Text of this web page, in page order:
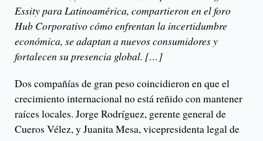
Essity para Latinoamérica, compartieron en el foro
Hub Corporativo cómo enfrentan la incertidumbre
económica, se adaptan a nuevos consumidores y
fortalecen su presencia global. […]
Dos compañías de gran peso coincidieron en que el
crecimiento internacional no está reñido con mantener
raíces locales. Jorge Rodríguez, gerente general de
Cueros Vélez, y Juanita Mesa, vicepresidenta legal de